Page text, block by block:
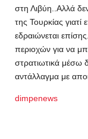
στη Λιβύη..Αλλά
της Τουρκίας γιατί
εδραιώνεται
περιοχών για να
στρατιωτικά μέσω
αντάλλαγμα με
dimpenews